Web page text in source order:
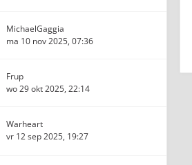
MichaelGaggia
ma 10 nov 2025, 07:36
Frup
wo 29 okt 2025, 22:14
Warheart
vr 12 sep 2025, 19:27